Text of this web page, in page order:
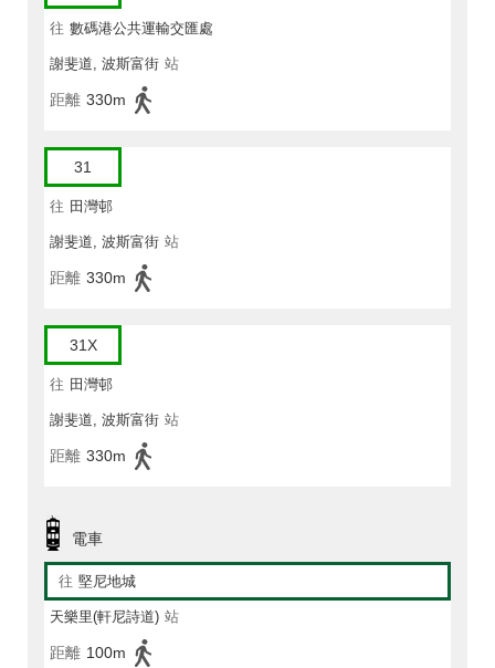
往 數碼港公共運輸交匯處
謝斐道, 波斯富街 站
距離 330m
31
往 田灣邨
謝斐道, 波斯富街 站
距離 330m
31X
往 田灣邨
謝斐道, 波斯富街 站
距離 330m
電車
往 堅尼地城
天樂里(軒尼詩道) 站
距離 100m